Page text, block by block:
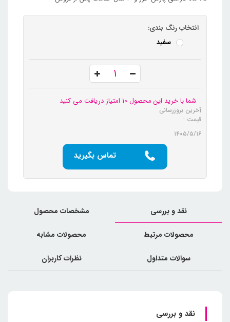
انتخاب رنگ بندی:
سفید
شما با خرید این محصول 10 امتیاز دریافت می کنید
آخرین بروزرسانی
قیمت :
۱۴۰۵/۵/۱۶
تماس بگیرید
نقد و بررسی مشخصات محصول
محصولات مرتبط محصولات مشابه
سوالات متداول نظرات کاربران
نقد و بررسی